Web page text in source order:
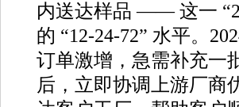
内送达样品 —— 这一
的 “12-24-72” 水平。
订单激增，急需补充一
后，立即协调上游厂商